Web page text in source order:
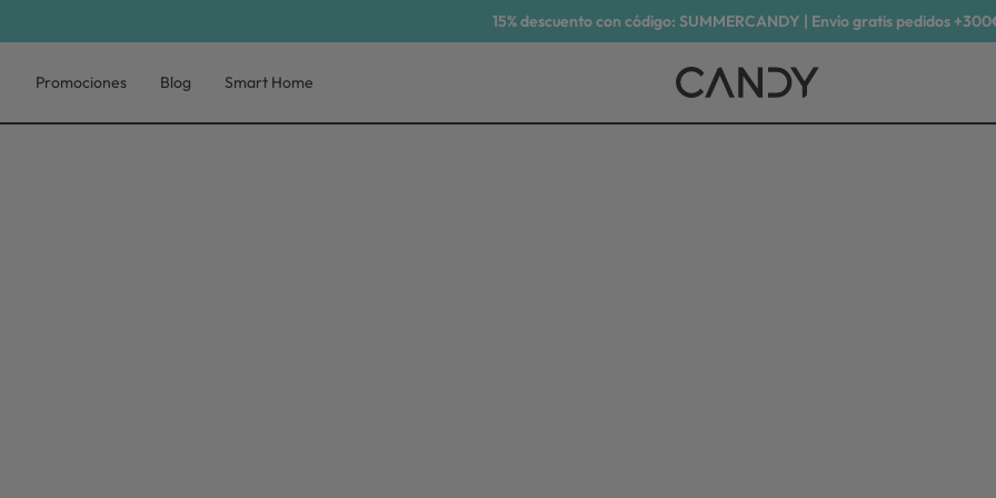
15% descuento con código: SUMMERCANDY | Envío gratis pedidos
Promociones Blog Smart Home